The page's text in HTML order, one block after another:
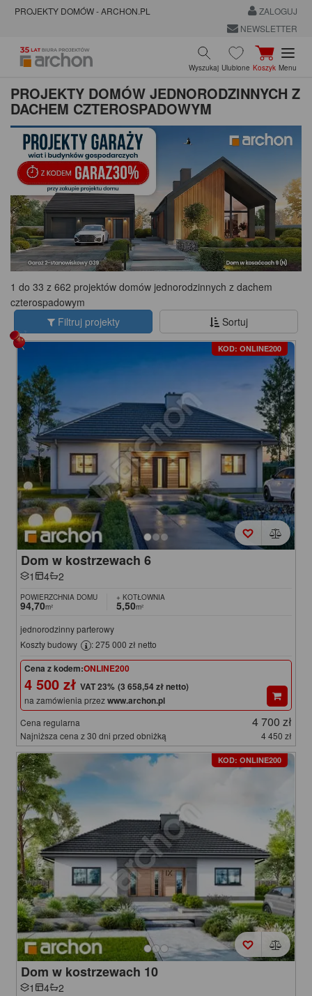
PROJEKTY DOMÓW - ARCHON.PL
ZALOGUJ
NEWSLETTER
Wyszukaj Ulubione Koszyk Menu
PROJEKTY DOMÓW JEDNORODZINNYCH Z
DACHEM CZTEROSPADOWYM
1 do 33 z 662 projektów domów jednorodzinnych z dachem
czterospadowym
Filtruj projekty
Sortuj
KOD: ONLINE200
Dom w kostrzewach 6
1 4 2
POWIERZCHNIA DOMU
94,70m²
+ KOTŁOWNIA
5,50m²
jednorodzinny parterowy
Koszty budowy
: 275 000 zł netto
Cena z kodem:ONLINE200
4 500 zł (3 658,54 zł netto)
na zamówienia przezwww.archon.pl
Cena regularna 4 700 zł
Najniższa cena z 30 dni przed obniżką 4 450 zł
KOD: ONLINE200
Dom w kostrzewach 10
1 4 2